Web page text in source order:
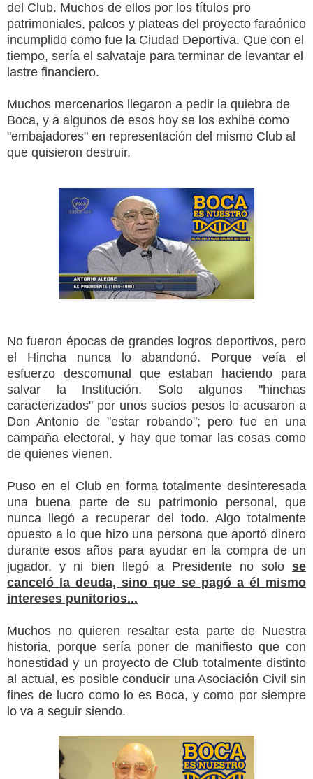
del Club. Muchos de ellos por los títulos pro
patrimoniales, palcos y plateas del proyecto faraónico
incumplido como fue la Ciudad Deportiva. Que con el
tiempo, sería el salvataje para terminar de levantar el
lastre financiero.
Muchos mercenarios llegaron a pedir la quiebra de
Boca, y a algunos de esos hoy se los exhibe como
"embajadores" en representación del mismo Club al
que quisieron destruir.
No fueron épocas de grandes logros deportivos, pero
el Hincha nunca lo abandonó. Porque veía el
esfuerzo descomunal que estaban haciendo para
salvar la Institución. Solo algunos "hinchas
caracterizados" por unos sucios pesos lo acusaron a
Don Antonio de "estar robando"; pero fue en una
campaña electoral, y hay que tomar las cosas como
de quienes vienen.
Puso en el Club en forma totalmente desinteresada
una buena parte de su patrimonio personal, que
nunca llegó a recuperar del todo. Algo totalmente
opuesto a lo que hizo una persona que aportó dinero
durante esos años para ayudar en la compra de un
jugador, y ni bien llegó a Presidente no solo se
canceló la deuda, sino que se pagó a él mismo
intereses punitorios...
Muchos no quieren resaltar esta parte de Nuestra
historia, porque sería poner de manifiesto que con
honestidad y un proyecto de Club totalmente distinto
al actual, es posible conducir una Asociación Civil sin
fines de lucro como lo es Boca, y como por siempre
lo va a seguir siendo.